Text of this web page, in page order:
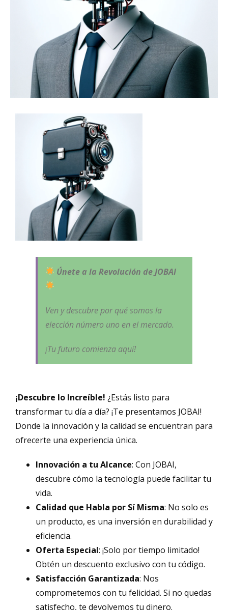
Únete a la Revolución de JOBAI
Ven y descubre por qué somos la
elección número uno en el mercado.
¡Tu futuro comienza aquí!
¡Descubre lo Increíble! ¿Estás listo para
transformar tu día a día? ¡Te presentamos JOBAI!
Donde la innovación y la calidad se encuentran para
ofrecerte una experiencia única.
Innovación a tu Alcance: Con JOBAI,
descubre cómo la tecnología puede facilitar tu
vida.
Calidad que Habla por Sí Misma: No solo es
un producto, es una inversión en durabilidad y
eficiencia.
Oferta Especial: ¡Solo por tiempo limitado!
Obtén un descuento exclusivo con tu código.
Satisfacción Garantizada: Nos
comprometemos con tu felicidad. Si no quedas
satisfecho, te devolvemos tu dinero.